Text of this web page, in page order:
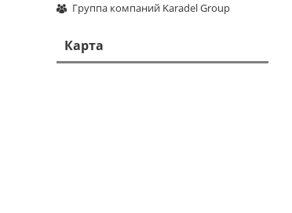
Группа компаний Karadel Group
Карта